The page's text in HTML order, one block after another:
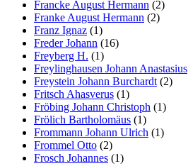
Francke August Hermann (2)
Franke August Hermann (2)
Franz Ignaz (1)
Freder Johann (16)
Freyberg H. (1)
Freylinghausen Johann Anastasius
Freystein Johann Burchardt (2)
Fritsch Ahasverus (1)
Fröbing Johann Christoph (1)
Frölich Bartholomäus (1)
Frommann Johann Ulrich (1)
Frommel Otto (2)
Frosch Johannes (1)